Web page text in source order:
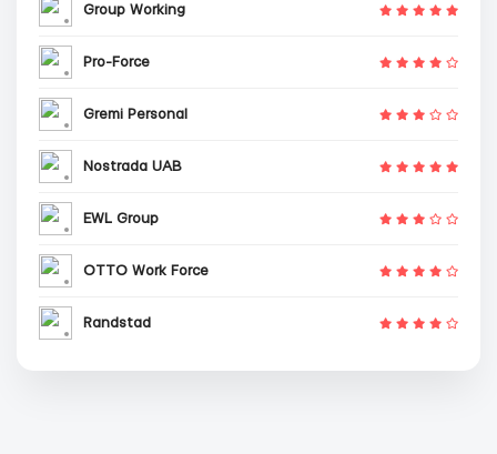
Group Working
Pro-Force
Gremi Personal
Nostrada UAB
EWL Group
OTTO Work Force
Randstad